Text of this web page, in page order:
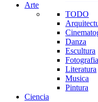
Arte
TODO
Danza
Escultura
Fotografia
Literatura
Musica
Pintura
Ciencia